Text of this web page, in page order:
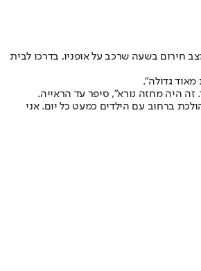
המקומית. על פי דיווחים שונים, ג'ידל בן ה-9 נפגע מניידת שמיהרה לטפל במצב חירום בשעה שרכב על אופניו, בדרכו לבית
גדולה".
היה מחזה נורא", סיפר עד הראייה.
ברחוב עם הילדים כמעט כל יום. אני